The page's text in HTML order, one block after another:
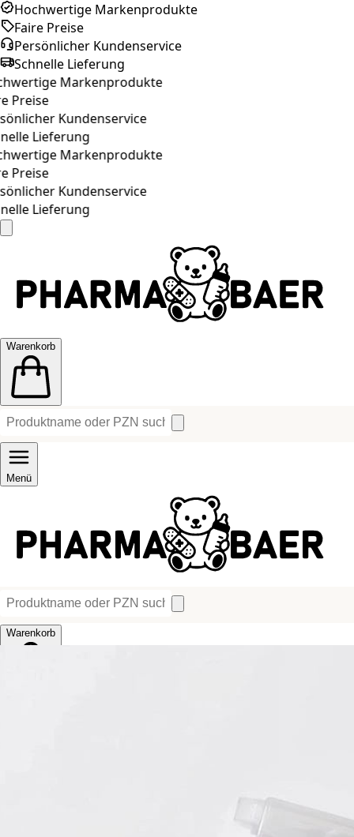
Hochwertige Markenprodukte
Faire Preise
Persönlicher Kundenservice
Schnelle Lieferung
Markenprodukte
Preise
Kundenservice
Lieferung
Markenprodukte
Preise
Kundenservice
Lieferung
Warenkorb
Menü
Warenkorb